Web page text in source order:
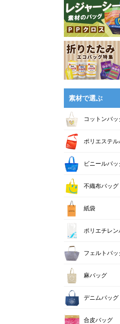
素材で選ぶ
コットンバッ
ポリエステル
ビニールバッ
不織布バッグ
紙袋
ポリエチレン
フェルトバッ
麻バッグ
デニムバッグ
合皮バッグ